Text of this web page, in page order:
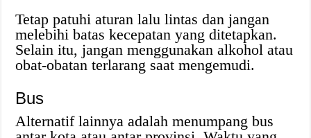
Tetap patuhi aturan lalu lintas dan jangan
melebihi batas kecepatan yang ditetapkan.
Selain itu, jangan menggunakan alkohol atau
obat-obatan terlarang saat mengemudi.
Bus
Alternatif lainnya adalah menumpang bus